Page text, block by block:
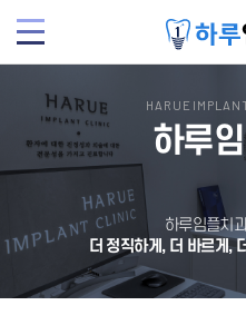
하루
하루임플치
더 정직하게, 더 바르게,